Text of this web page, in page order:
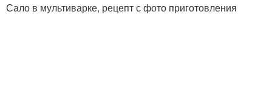
Сало в мультиварке, рецепт с фото приготовления